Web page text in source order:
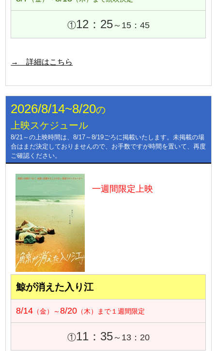
①12：25～15：45
→ 詳細はこちら
2026/8/14~8/20の
上映スケジュール
8/21～の上映時間は、8/17～8/19ごろに掲載いたします。未掲載の場
合はまだ決定しておりませんので、お手数ですが時間を置いて、再度
ご確認ください。
一週間限定上映
鯨が消えた入り江
8/14 （金）～8/20 （木）まで１週間限定
①11：35～13：20